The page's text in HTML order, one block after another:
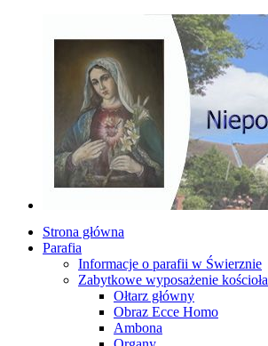
Strona główna
Parafia
Informacje o parafii w Świerznie
Zabytkowe wyposażenie kościoła
Ołtarz główny
Obraz Ecce Homo
Ambona